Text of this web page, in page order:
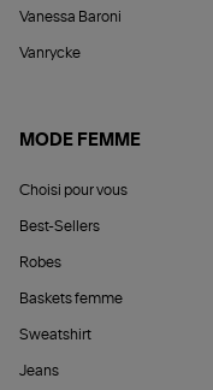
Vanessa Baroni
Vanrycke
MODE FEMME
Choisi pour vous
Best-Sellers
Robes
Baskets femme
Sweatshirt
Jeans